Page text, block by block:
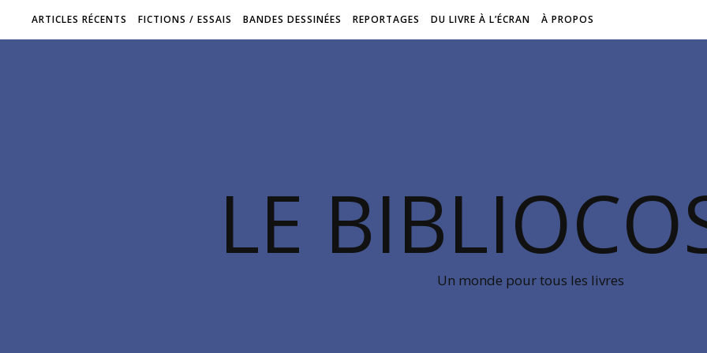
ARTICLES RÉCENTS FICTIONS / ESSAIS BANDES DESSINÉES REPORTAGES DU LIVRE À L’ÉCRAN À PROPOS
LE
Un monde pour tous les livres